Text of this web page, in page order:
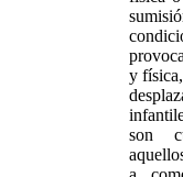
y
son